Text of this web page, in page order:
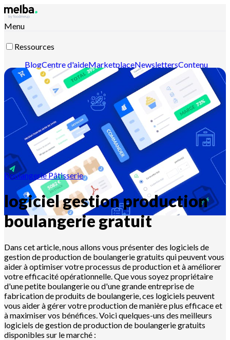
Menu
Ressources
BlogCentre d'aideMarketplaceNewslettersContenu
intelligentDocumentation APIDocumentation MCP
Contactez-nousDécouvrir melba
Boulangerie Pâtisserie
logiciel gestion production
boulangerie gratuit
Dans cet article, nous allons vous présenter des logiciels de
gestion de production de boulangerie gratuits qui peuvent vous
aider à optimiser votre processus de production et à améliorer
votre efficacité opérationnelle. Que vous soyez propriétaire
d'une petite boulangerie ou d'une grande entreprise de
fabrication de produits de boulangerie, ces logiciels peuvent
vous aider à gérer votre production de manière plus efficace et
à maximiser vos bénéfices. Voici quelques-uns des meilleurs
logiciels de gestion de production de boulangerie gratuits
disponibles sur le marché :